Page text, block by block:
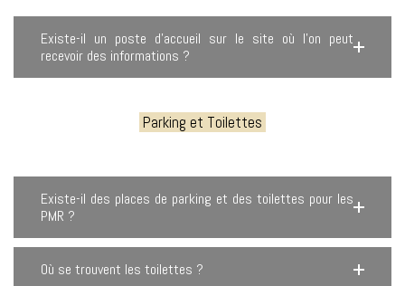
Existe-il un poste d’accueil sur le site où l’on peut
recevoir des informations ?
Parking et Toilettes
Existe-il des places de parking et des toilettes pour les
PMR ?
Où se trouvent les toilettes ?